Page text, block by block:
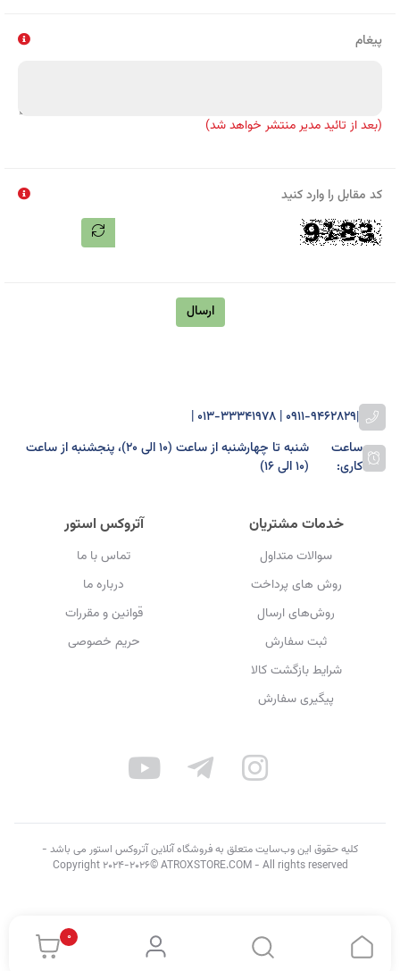
0
پیغام
(بعد از تائید مدیر منتشر خواهد شد)
کد مقابل را وارد کنید
ارسال
|
0911-9462829 | 013-33341978 |
ساعت
کاری:
شنبه تا چهارشنبه از ساعت (۱۰ الی ۲۰)، پنجشنبه از ساعت
(۱۰ الی ۱۶)
خدمات مشتریان
سوالات متداول
روش های پرداخت
روش‌های ارسال
ثبت سفارش
شرایط بازگشت کالا
پیگیری سفارش
آتروکس استور
تماس با ما
درباره ما
قوانین و مقررات
حریم خصوصی
کلیه حقوق این وب‌سایت متعلق به فروشگاه آنلاین آتروکس استور می باشد -
Copyright 2024-2026© ATROXSTORE.COM - All rights reserved